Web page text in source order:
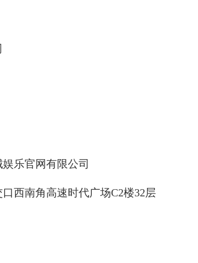
乐官网有限公司
西南角高速时代广场C2楼32层